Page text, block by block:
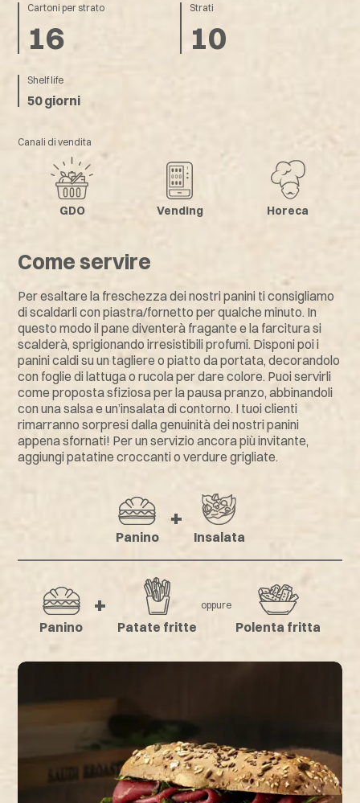
Shelf life
50 giorni
Cartoni per strato
16
Strati
10
Canali di vendita
GDO Vending Horeca
Come servire
Per esaltare la freschezza dei nostri panini ti consigliamo
di scaldarli con piastra/fornetto per qualche minuto. In
questo modo il pane diventerà fragante e la farcitura si
scalderà, sprigionando irresistibili profumi. Disponi poi i
panini caldi su un tagliere o piatto da portata, decorandolo
con foglie di lattuga o rucola per dare colore. Puoi servirli
come proposta sfiziosa per la pausa pranzo, abbinandoli
con una salsa e un’insalata di contorno. I tuoi clienti
rimarranno sorpresi dalla genuinità dei nostri panini
appena sfornati! Per un servizio ancora più invitante,
aggiungi patatine croccanti o verdure grigliate.
Panino
+
Insalata
Panino
+
Patate fritte
oppure
Polenta fritta